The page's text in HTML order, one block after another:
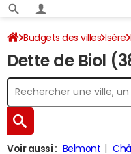
Budgets des villes Isère
Dette de Biol
Voir aussi : Belmont